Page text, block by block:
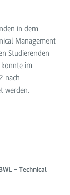
in dem
Management
Studierenden
im
nach
werden.
– Technical